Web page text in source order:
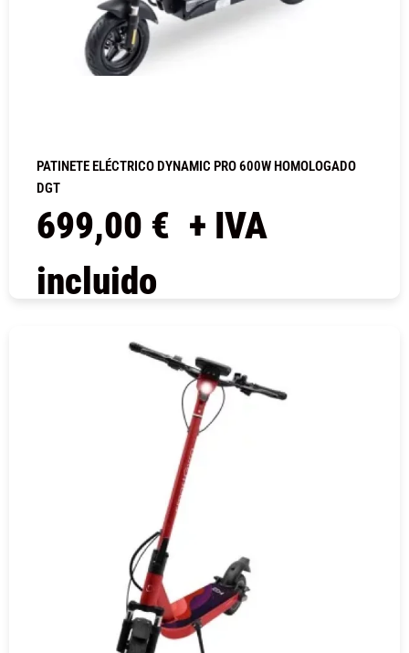
PATINETE ELÉCTRICO DYNAMIC PRO 600W HOMOLOGADO
DGT
699,00 € + IVA
incluido